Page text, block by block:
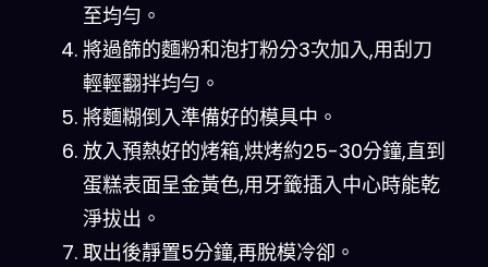
至均勻。
將過篩的麵粉和泡打粉分3次加入,用刮刀
輕輕翻拌均勻。
將麵糊倒入準備好的模具中。
放入預熱好的烤箱,烘烤約25-30分鐘,直到
蛋糕表面呈金黃色,用牙籤插入中心時能乾
淨拔出。
取出後靜置5分鐘,再脫模冷卻。